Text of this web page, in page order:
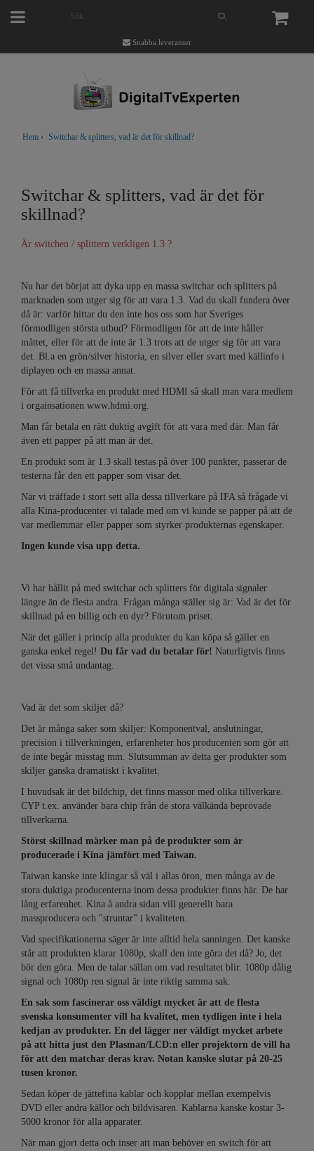
Snabba leveranser
Hem › Switchar & splitters, vad är det för skillnad?
Switchar & splitters, vad är det för
skillnad?
Är switchen / splittern verkligen 1.3 ?
Nu har det börjat att dyka upp en massa switchar och splitters på
marknaden som utger sig för att vara 1.3. Vad du skall fundera över
då är: varför hittar du den inte hos oss som har Sveriges
förmodligen största utbud? Förmodligen för att de inte håller
måttet, eller för att de inte är 1.3 trots att de utger sig för att vara
det. Bl.a en grön/silver historia, en silver eller svart med källinfo i
diplayen och en massa annat.
För att få tillverka en produkt med HDMI så skall man vara medlem
i orgainsationen www.hdmi.org.
Man får betala en rätt duktig avgift för att vara med där. Man får
även ett papper på att man är det.
En produkt som är 1.3 skall testas på över 100 punkter, passerar de
testerna får den ett papper som visar det.
När vi träffade i stort sett alla dessa tillverkare på IFA så frågade vi
alla Kina-producenter vi talade med om vi kunde se papper på att de
var medlemmar eller papper som styrker produkternas egenskaper.
Ingen kunde visa upp detta.
Vi har hållit på med switchar och splitters för digitala signaler
längre än de flesta andra. Frågan många ställer sig är: Vad är det för
skillnad på en billig och en dyr? Förutom priset.
När det gäller i princip alla produkter du kan köpa så gäller en
ganska enkel regel! Du får vad du betalar för! Naturligtvis finns
det vissa små undantag.
Vad är det som skiljer då?
Det är många saker som skiljer: Komponentval, anslutningar,
precision i tillverkningen, erfarenheter hos producenten som gör att
de inte begår misstag mm. Slutsumman av detta ger produkter som
skiljer ganska dramatiskt i kvalitet.
I huvudsak är det bildchip, det finns massor med olika tillverkare.
CYP t.ex. använder bara chip från de stora välkända beprövade
tillverkarna.
Störst skillnad märker man på de produkter som är
producerade i Kina jämfört med Taiwan.
Taiwan kanske inte klingar så väl i allas öron, men många av de
stora duktiga producenterna inom dessa produkter finns här. De har
lång erfarenhet. Kina å andra sidan vill generellt bara
massproducera och "struntar" i kvaliteten.
Vad specifikationerna säger är inte alltid hela sanningen. Det kanske
står att produkten klarar 1080p, skall den inte göra det då? Jo, det
bör den göra. Men de talar sällan om vad resultatet blir. 1080p dålig
signal och 1080p ren signal är inte riktig samma sak.
En sak som fascinerar oss väldigt mycket är att de flesta
svenska konsumenter vill ha kvalitet, men tydligen inte i hela
kedjan av produkter. En del lägger ner väldigt mycket arbete
på att hitta just den Plasman/LCD:n eller projektorn de vill ha
för att den matchar deras krav. Notan kanske slutar på 20-25
tusen kronor.
Sedan köper de jättefina kablar och kopplar mellan exempelvis
DVD eller andra källor och bildvisaren. Kablarna kanske kostar 3-
5000 kronor för alla apparater.
När man gjort detta och inser att man behöver en switch för att